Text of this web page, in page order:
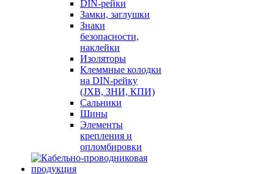
DIN-рейки
Замки, заглушки
Знаки
безопасности,
наклейки
Изоляторы
Клеммные колодки
на DIN-рейку
(JXB, ЗНИ, КПИ)
Сальники
Шины
Элементы
крепления и
опломбировки